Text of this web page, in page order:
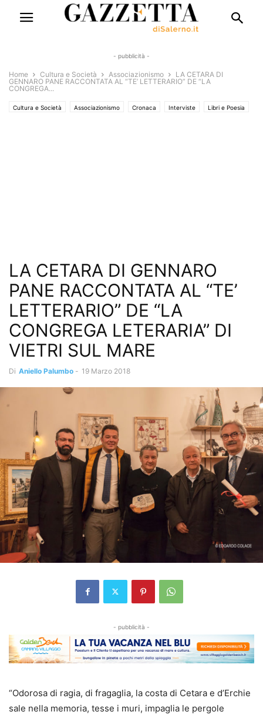
- pubblicità -
Home Cultura e Società Associazionismo
LA CETARA DI
GENNARO PANE RACCONTATA AL “TE’ LETTERARIO” DE “LA
CONGREGA...
Cultura e Società Associazionismo Cronaca Interviste Libri e Poesia
LA CETARA DI GENNARO
PANE RACCONTATA AL “TE’
LETTERARIO” DE “LA
CONGREGA LETERARIA” DI
VIETRI SUL MARE
Di Aniello Palumbo - 19 Marzo 2018
- pubblicità -
“Odorosa di ragia, di fragaglia, la costa di Cetara e d’Erchie
sale nella memoria, tesse i muri, impaglia le pergole